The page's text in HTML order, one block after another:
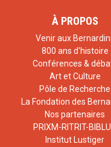
À PROPOS
Venir aux
800 ans d'histoire
Conférences &
Art et Culture
Pôle de Recherche
La Fondation des
Nos partenaires
PRIXM-RITRIT-
Institut Lustiger